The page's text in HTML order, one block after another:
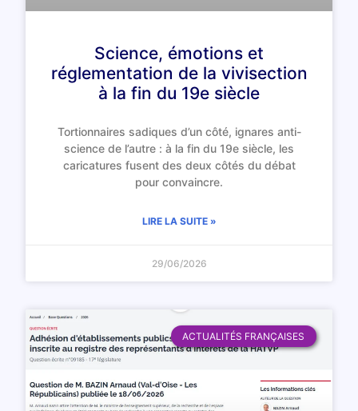
Science, émotions et
réglementation de la vivisection
à la fin du 19e siècle
Tortionnaires sadiques d’un côté, ignares anti-
science de l’autre : à la fin du 19e siècle, les
caricatures fusent des deux côtés du débat
pour convaincre.
LIRE LA SUITE »
29/06/2026
ACTUALITÉS FRANÇAISES